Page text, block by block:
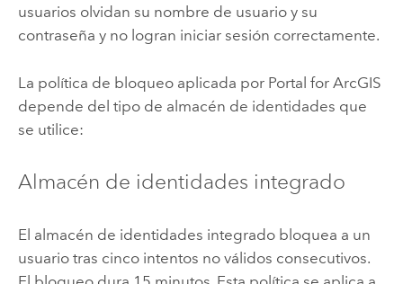
usuarios olvidan su nombre de usuario y su
contraseña y no logran iniciar sesión correctamente.
La política de bloqueo aplicada por Portal for ArcGIS
depende del tipo de almacén de identidades que
se utilice:
Almacén de identidades integrado
El almacén de identidades integrado bloquea a un
usuario tras cinco intentos no válidos consecutivos.